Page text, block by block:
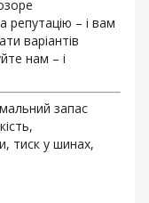
репутацію – і вам
варіантів
нам – і
запас
тиск у шинах,